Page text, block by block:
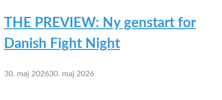
THE PREVIEW: Ny genstart for
Danish Fight Night
30. maj 202630. maj 2026